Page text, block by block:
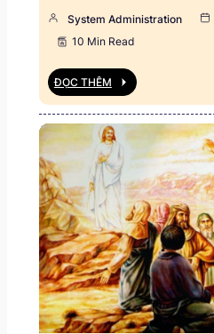
System Administration
10 Min Read
ĐỌC THÊM